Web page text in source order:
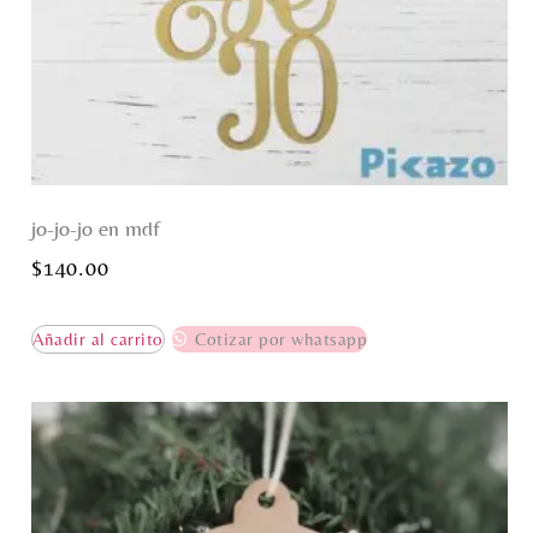
jo-jo-jo en mdf
$140.00
Añadir al carrito Cotizar por whatsapp